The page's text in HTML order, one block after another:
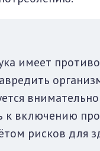
имеет
внимательно
к включению
рисков для